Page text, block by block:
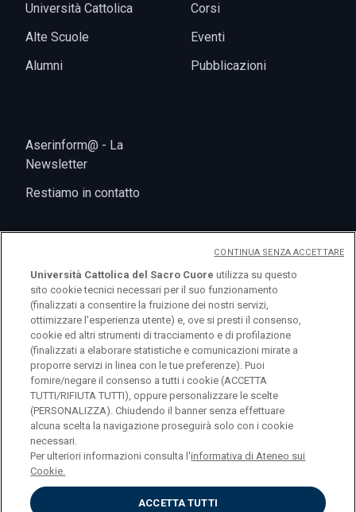
Università Cattolica
Alte Scuole
Alumni
Corsi
Eventi
Pubblicazioni
Aserinform@ - La
Newsletter
Restiamo in contatto
logo UC
© Università Cattolica del Sacro Cuore Largo A.
Gemelli 1, 20123 Milano PI 02133120150
Privacy
Università Cattolica del Sacro Cuore utilizza su questo
sito cookie tecnici necessari per il suo funzionamento
(finalizzati a consentire la fruizione dei nostri servizi,
ottimizzare l'esperienza utente) e, ove si presti il consenso,
cookie ed altri strumenti di tracciamento e di profilazione
(finalizzati a elaborare statistiche e comunicazioni mirate a
proporre servizi in linea con le tue preferenze). Puoi
fornire/negare il consenso a tutti i cookie (ACCETTA
TUTTI/RIFIUTA TUTTI), oppure personalizzare le scelte
(PERSONALIZZA). Chiudendo il banner senza effettuare
alcuna scelta la navigazione proseguirà solo con i cookie
necessari.
Per ulteriori informazioni consulta l'informativa di Ateneo sui
Cookie.
ACCETTA TUTTI
CONTINUA SENZA ACCETTARE